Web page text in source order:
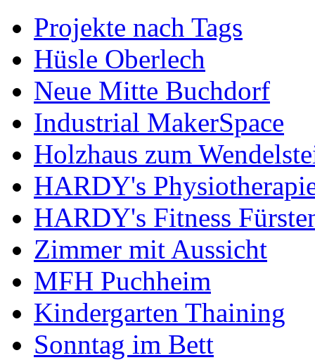
Projekte nach Tags
Hüsle Oberlech
Neue Mitte Buchdorf
Industrial MakerSpace
Holzhaus zum
HARDY's
HARDY's Fitness
Zimmer mit Aussicht
MFH Puchheim
Kindergarten Thaining
Sonntag im Bett